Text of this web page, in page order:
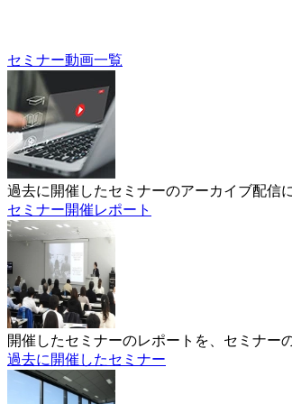
セミナー動画一覧
過去に開催したセミナーのアーカイブ配信
セミナー開催レポート
開催したセミナーのレポートを、セミナー
過去に開催したセミナー